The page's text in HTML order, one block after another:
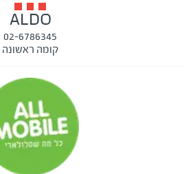
ALDO
02-6786345
קומה ראשונה